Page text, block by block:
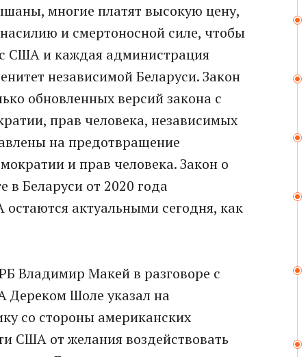
многие платят высокую цену,
и смертоносной силе, чтобы
США и каждая администрация
независимой Беларуси. Закон
обновленных версий закона с
прав человека, независимых
на предотвращение
и прав человека. Закон о
в Беларуси от 2020 года
остаются актуальными сегодня, как
Владимир Макей в разговоре с
Дереком Шоле указал на
со стороны американских
США от желания воздействовать